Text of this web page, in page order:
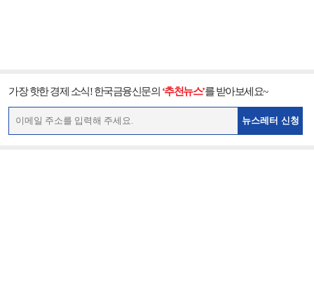
가장 핫한 경제 소식! 한국금융신문의 ‘추천뉴스’를 받아보세요~
뉴스레터 신청